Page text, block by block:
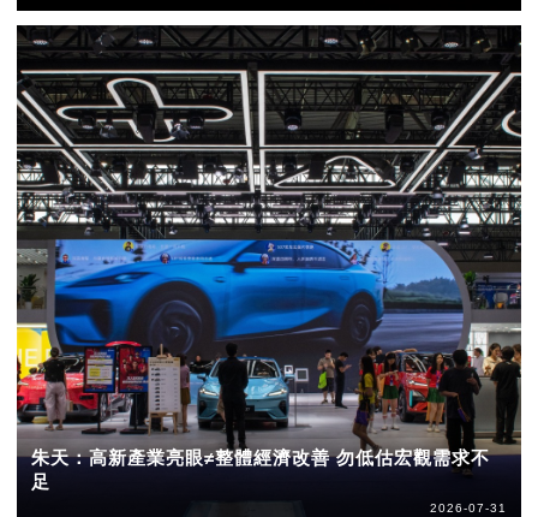
朱天：高新產業亮眼≠整體經濟改善 勿低估宏觀需求不
足
2026-07-31